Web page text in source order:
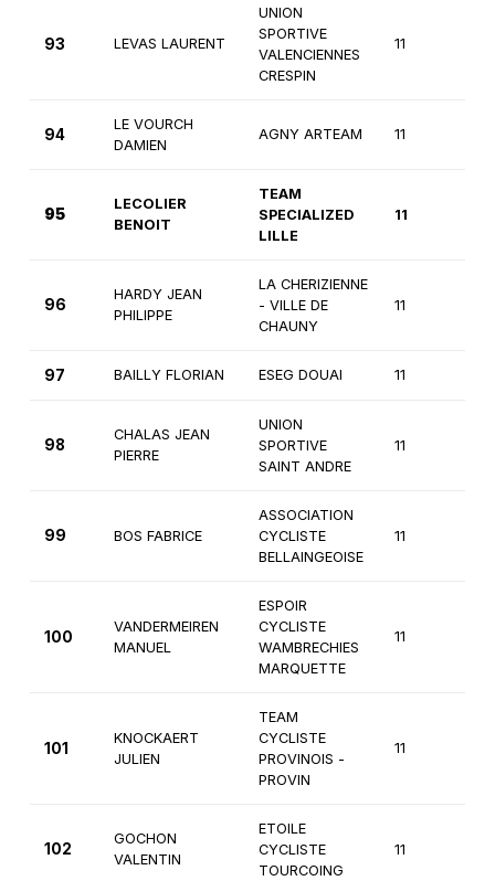
93 LEVAS LAURENT
UNION
SPORTIVE
VALENCIENNES
CRESPIN
11
94
LE VOURCH
DAMIEN
AGNY ARTEAM 11
95
LECOLIER
BENOIT
TEAM
SPECIALIZED
LILLE
11
96
HARDY JEAN
PHILIPPE
LA CHERIZIENNE
- VILLE DE
CHAUNY
11
97 BAILLY FLORIAN ESEG DOUAI 11
98
CHALAS JEAN
PIERRE
UNION
SPORTIVE
SAINT ANDRE
11
99 BOS FABRICE
ASSOCIATION
CYCLISTE
BELLAINGEOISE
11
100
VANDERMEIREN
MANUEL
ESPOIR
CYCLISTE
WAMBRECHIES
MARQUETTE
11
101
KNOCKAERT
JULIEN
TEAM
CYCLISTE
PROVINOIS -
PROVIN
11
102
GOCHON
VALENTIN
ETOILE
CYCLISTE
TOURCOING
11